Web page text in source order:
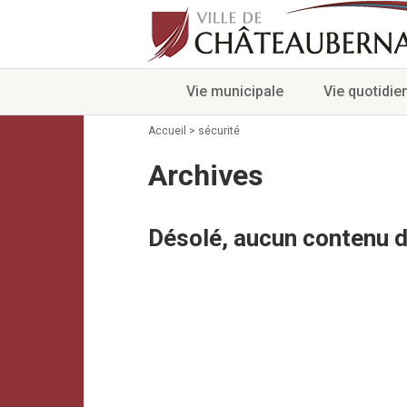
Vie municipale Vie
Accueil > sécurité
Archives
Désolé, aucun contenu